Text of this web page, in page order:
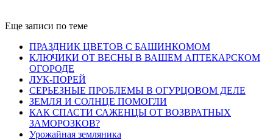
Еще записи по теме
ПРАЗДНИК ЦВЕТОВ С БАШИНКОМОМ
КЛЮЧИКИ ОТ ВЕСНЫ В ВАШЕМ АПТЕКАРСКОМ
ОГОРОДЕ
ЛУК-ПОРЕЙ
СЕРЬЕЗНЫЕ ПРОБЛЕМЫ В ОГУРЦОВОМ ДЕЛЕ
ЗЕМЛЯ И СОЛНЦЕ ПОМОГЛИ
КАК СПАСТИ САЖЕНЦЫ ОТ ВОЗВРАТНЫХ
ЗАМОРОЗКОВ?
Урожайная земляника